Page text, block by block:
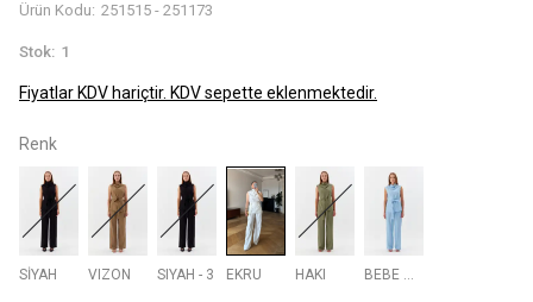
Ürün Kodu: 251515 - 251173
Stok: 1
Fiyatlar KDV hariçtir. KDV sepette eklenmektedir.
Renk
SİYAH VIZON SIYAH - 3 EKRU HAKI BEBE MAVİSİ